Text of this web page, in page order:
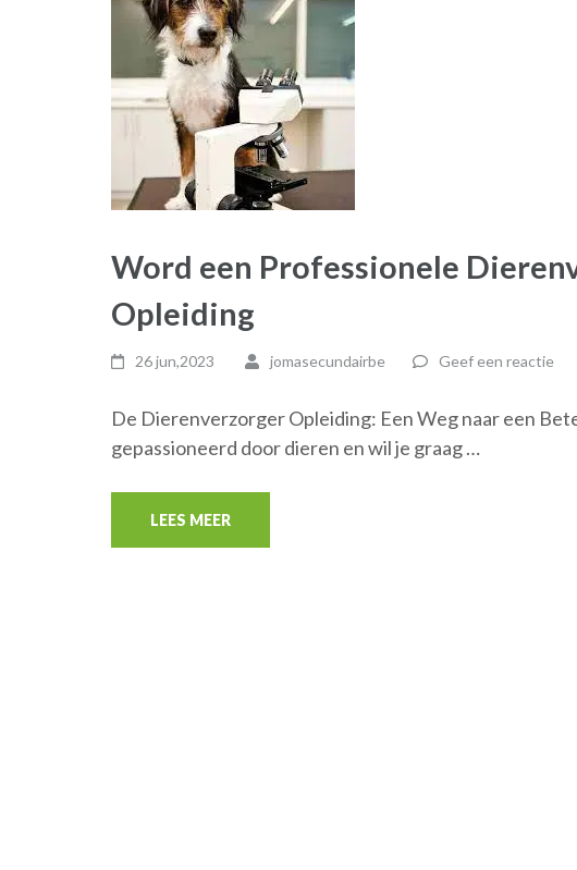
Word een Professionele
Opleiding
26 jun,2023 jomasecundairbe Geef een reactie
De Dierenverzorger Opleiding: Een Weg naar een
gepassioneerd door dieren en wil je graag …
LEES MEER